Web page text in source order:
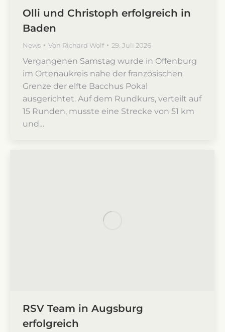
Olli und Christoph erfolgreich in
Baden
News Von Richard Wolf 29. Juli 2026
Vergangenen Samstag wurde in Offenburg
im Ortenaukreis nahe der französischen
Grenze der elfte Bacchus Pokal
ausgerichtet. Auf dem Rundkurs, verteilt auf
15 Runden, musste eine Strecke von 51 km
und…
RSV Team in Augsburg
erfolgreich